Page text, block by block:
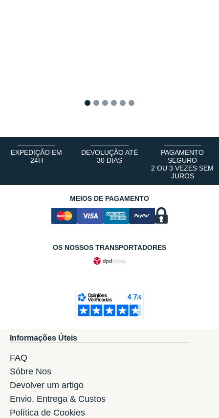
EXPEDIÇÃO EM
24H
DEVOLUÇÃO ATÉ
30 DIAS
PAGAMENTO
SEGURO
2 OU 3 VEZES SEM
JUROS
MEIOS DE PAGAMENTO
OS NOSSOS TRANSPORTADORES
Informações Úteis
FAQ
Sóbre Nos
Devolver um artigo
Envio, Entrega & Custos
Política de Cookies